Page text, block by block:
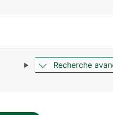
Recherche